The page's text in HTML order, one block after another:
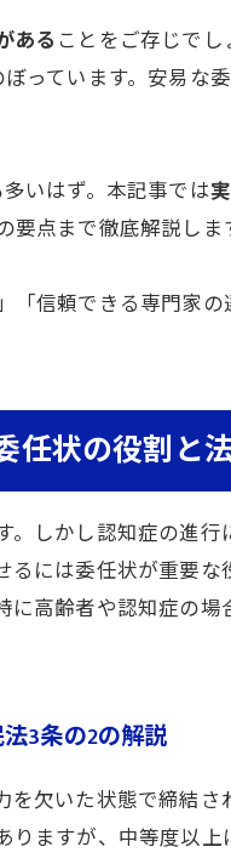
ある ことをご存じで
っています。安易な
いはず。本記事では
点まで徹底解説しま
信頼できる専門家
任状の役割と
しかし認知症の進
には委任状が重要
高齢者や認知症の
3条の2の解説
欠いた状態で締結
ますが、中等度以